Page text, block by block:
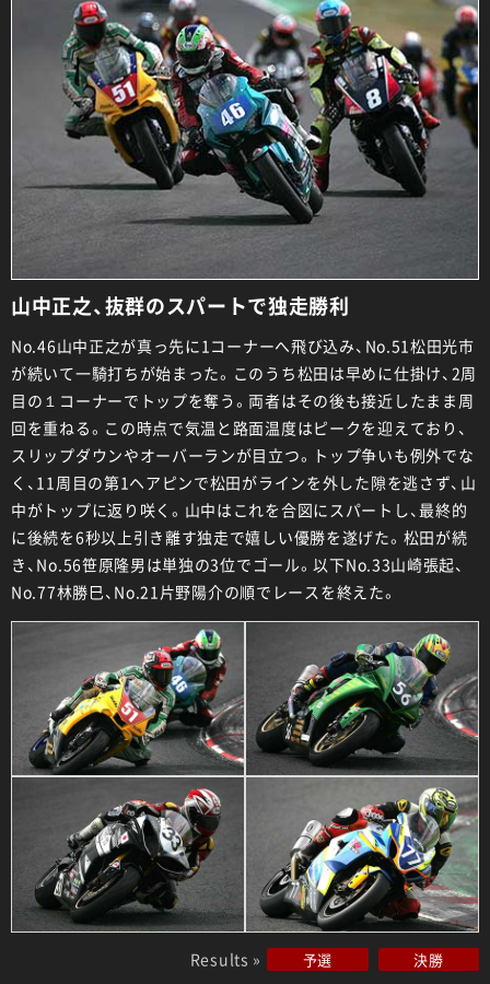
山中正之、抜群のスパートで独走勝利
No.46山中正之が真っ先に1コーナーへ飛び込み、No.51松田光市
が続いて一騎打ちが始まった。このうち松田は早めに仕掛け、2周
目の１コーナーでトップを奪う。両者はその後も接近したまま周
回を重ねる。この時点で気温と路面温度はピークを迎えており、
スリップダウンやオーバーランが目立つ。トップ争いも例外でな
く、11周目の第1ヘアピンで松田がラインを外した隙を逃さず、山
中がトップに返り咲く。山中はこれを合図にスパートし、最終的
に後続を6秒以上引き離す独走で嬉しい優勝を遂げた。松田が続
き、No.56笹原隆男は単独の3位でゴール。以下No.33山崎張起、
No.77林勝巳、No.21片野陽介の順でレースを終えた。
Results » 予選 決勝